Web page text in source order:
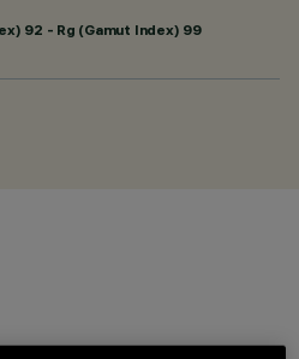
92 - Rg (Gamut Index) 99